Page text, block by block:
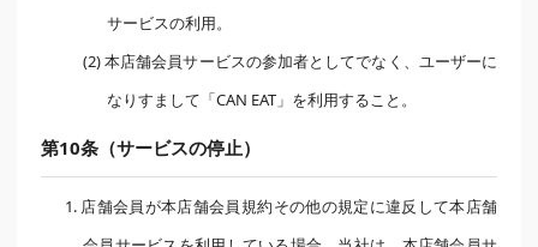
サービスの利用。
(2) 本店舗会員サービスの参加者としてでなく、ユーザーに
なりすまして「CAN EAT」を利用すること。
第10条（サービスの停止）
1. 店舗会員が本店舗会員規約その他の規定に違反して本店舗